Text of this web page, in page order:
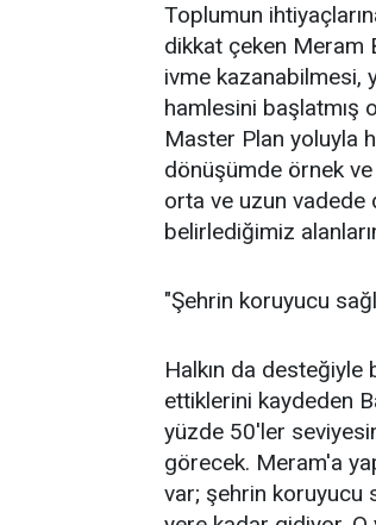
Toplumun
dikkat çeken Meram
ivme kazanabilmesi,
hamlesini başlatmış
Master Plan yoluyla
dönüşümde örnek ve
orta ve uzun vadede
belirlediğimiz
"Şehrin koruyucu
Halkın da
ettiklerini kaydeden
yüzde 50'ler
görecek. Meram'a
var; şehrin koruyucu